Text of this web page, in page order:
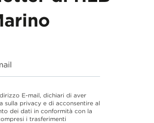
E-mail, dichiari di aver
sulla privacy e di acconsentire al
dei dati in conformità con la
i trasferimenti